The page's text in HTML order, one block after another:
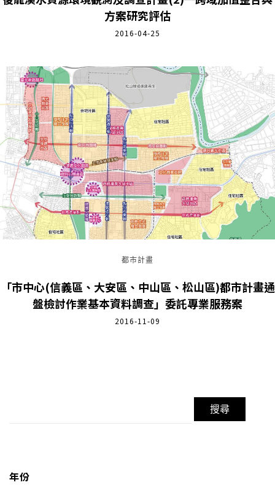
方案研究評估
2016-04-25
都市計畫
「市中心(信義區、大安區、中山區、松山區)都市計畫通
盤檢討作業基本資料調查」委託專業服務案
2016-11-09
年份